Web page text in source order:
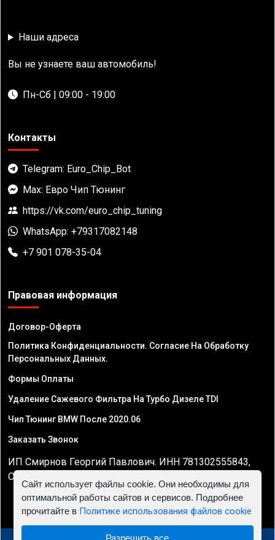
Наши адреса
Вы не узнаете ваш автомобиль!
Пн-Сб | 09:00 - 19:00
Контакты
Telegram: Euro_Chip_Bot
Max: Евро Чип Тюнинг
https://vk.com/euro_chip_tuning
WhatsApp: +79317082148
+7 901 078-35-04
Правовая информация
Договор-Оферта
Политика Конфиденциальности. Согласие На Обработку
Персональных Данных.
Формы Оплаты
Удаление Сажевого Фильтра На Турбо Дизеле TDI
Чип Тюнинг BMW После 2020.06
Заказать Звонок
ИП Смирнов Георгий Павлович. ИНН 781302555843,
ОГРНИП 324470400032610
Сайт использует файлы cookie. Они необходимы для
оптимальной работы сайтов и сервисов. Подробнее
прочитайте в Политике использования файлов cookie
Разрешить все